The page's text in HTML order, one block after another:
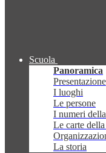
Scuola
Panoramica
Presentazione
I luoghi
Le persone
I numeri
Le carte
La storia